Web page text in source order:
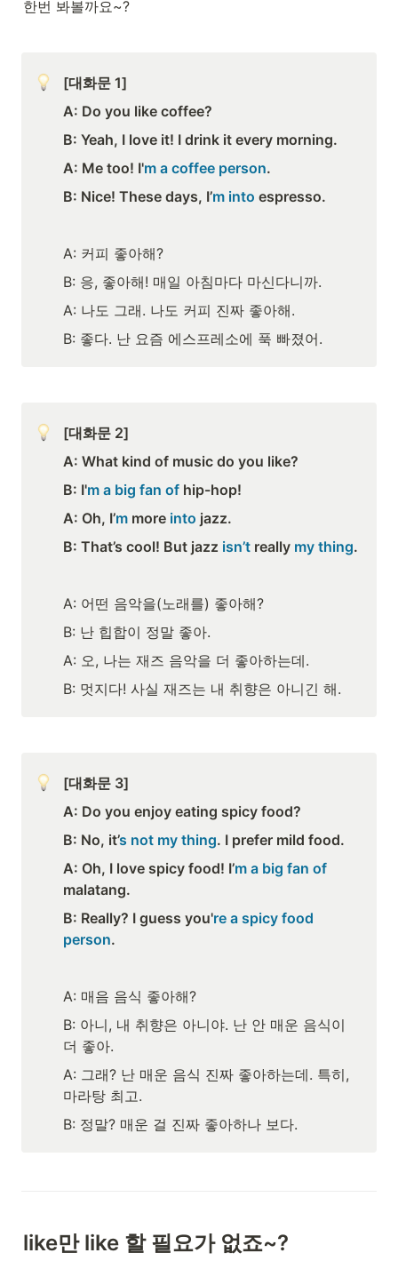
한번 봐볼까요~?
[대화문 1]
A: Do you like coffee?
B: Yeah, I love it! I drink it every morning.
A: Me too! I'm a coffee person.
B: Nice! These days, I’m into espresso.
A: 커피 좋아해?
B: 응, 좋아해! 매일 아침마다 마신다니까.
A: 나도 그래. 나도 커피 진짜 좋아해.
B: 좋다. 난 요즘 에스프레소에 푹 빠졌어.
[대화문 2]
A: What kind of music do you like?
B: I'm a big fan of hip-hop!
A: Oh, I’m more into jazz.
B: That’s cool! But jazz isn’t really my thing.
A: 어떤 음악을(노래를) 좋아해?
B: 난 힙합이 정말 좋아.
A: 오, 나는 재즈 음악을 더 좋아하는데.
B: 멋지다! 사실 재즈는 내 취향은 아니긴 해.
[대화문 3]
A: Do you enjoy eating spicy food?
B: No, it’s not my thing. I prefer mild food.
A: Oh, I love spicy food! I’m a big fan of
malatang.
B: Really? I guess you're a spicy food
person.
A: 매음 음식 좋아해?
B: 아니, 내 취향은 아니야. 난 안 매운 음식이
더 좋아.
A: 그래? 난 매운 음식 진짜 좋아하는데. 특히,
마라탕 최고.
B: 정말? 매운 걸 진짜 좋아하나 보다.
like만 like 할 필요가 없죠~?